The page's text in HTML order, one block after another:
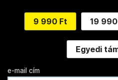
9 990 Ft 19
Egyedi
e-mail cím